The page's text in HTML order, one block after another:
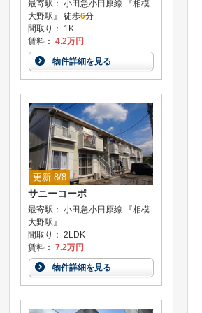
最寄駅： 小田急小田原線 『相模
大野駅』 徒歩6分
間取り： 1K
賃料： 4.2万円
物件詳細を見る
更新 8/8
サニーコーポ
最寄駅： 小田急小田原線 『相模
大野駅』
間取り： 2LDK
賃料： 7.2万円
物件詳細を見る